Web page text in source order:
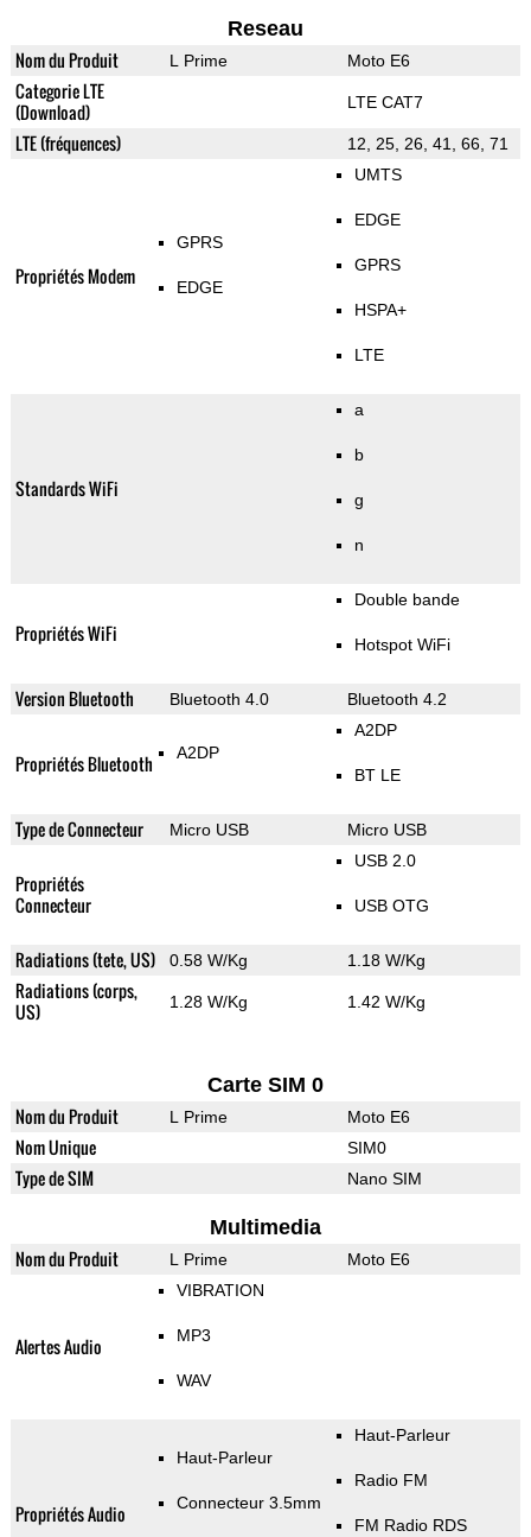
Reseau
Nom du Produit L Prime Moto E6
Categorie LTE
(Download)
LTE CAT7
LTE (fréquences) 12, 25, 26, 41, 66, 71
Propriétés Modem
GPRS
EDGE
UMTS
EDGE
GPRS
HSPA+
LTE
Standards WiFi
a
b
g
n
Propriétés WiFi
Double bande
Hotspot WiFi
Version Bluetooth Bluetooth 4.0 Bluetooth 4.2
Propriétés Bluetooth A2DP
A2DP
BT LE
Type de Connecteur Micro USB Micro USB
Propriétés
Connecteur
USB 2.0
USB OTG
Radiations (tete, US) 0.58 W/Kg 1.18 W/Kg
Radiations (corps,
US)
1.28 W/Kg 1.42 W/Kg
Carte SIM 0
Nom du Produit L Prime Moto E6
Nom Unique SIM0
Type de SIM Nano SIM
Multimedia
Nom du Produit L Prime Moto E6
Alertes Audio
VIBRATION
MP3
WAV
Propriétés Audio
Haut-Parleur
Connecteur 3.5mm
Haut-Parleur
Radio FM
FM Radio RDS